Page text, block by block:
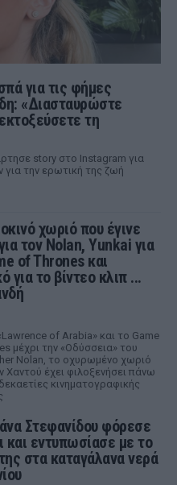
για τις φήμες
«Διασταυρώστε
τη
story στο Instagram για
την ερωτική της ζωή
χωριό που έγινε
τον Nolan, Yunkai για
of Thrones και
για το βίντεο κλιπ ...
of Arabia» και το Game
μέχρι την «Οδύσσεια» του
Nolan, το οχυρωμένο χωριό
Χαντού έχει φιλοξενήσει πάνω
κινηματογραφικής
Στεφανίδου φόρεσε
και εντυπωσίασε με το
στα καταγάλανα νερά